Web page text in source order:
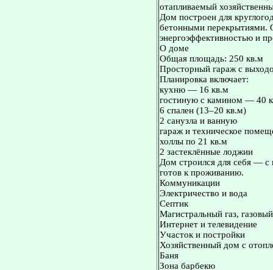
отапливаемый
Дом построен для
бетонными перекрытиями.
энергоэффективностью и
О доме
Общая площадь: 250 кв.м
Просторный гараж с
Планировка включает:
кухню — 16 кв.м
гостиную с камином — 40
6 спален (13–20 кв.м)
2 санузла и ванную
гараж и техническое
холлы по 21 кв.м
2 застеклённые лоджии
Дом строился для себя —
готов к проживанию.
Коммуникации
Электричество и вода
Септик
Магистральный газ,
Интернет и телевидение
Участок и постройки
Хозяйственный дом с
Баня
Зона барбекю